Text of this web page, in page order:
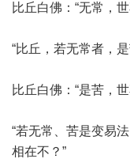
比丘白佛：“无常，
“比丘，若无常者，
比丘白佛：“是苦，
“若无常、苦是变易
相在不？”